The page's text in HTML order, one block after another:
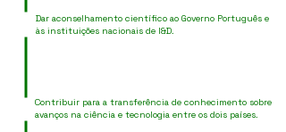
Dar aconselhamento científico ao Governo Português e
às instituições nacionais de I&D.
Contribuir para a transferência de conhecimento sobre
avanços na ciência e tecnologia entre os dois países.